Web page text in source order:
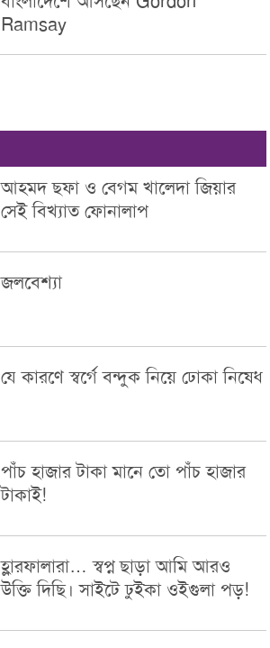
Ramsay
আহমদ ছফা ও বেগম খালেদা জিয়ার
সেই বিখ্যাত ফোনালাপ
জলবেশ্যা
যে কারণে স্বর্গে বন্দুক নিয়ে ঢোকা নিষেধ
পাঁচ হাজার টাকা মানে তো পাঁচ হাজার
টাকাই!
হ্লারফালারা… স্বপ্ন ছাড়া আমি আরও
উক্তি দিছি। সাইটে ঢুইকা ওইগুলা পড়!